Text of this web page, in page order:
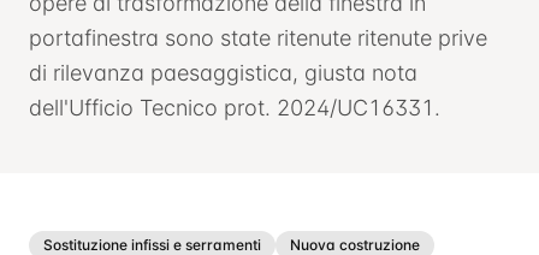
portafinestra sono state ritenute ritenute prive
di rilevanza paesaggistica, giusta nota
dell'Ufficio Tecnico prot. 2024/UC16331.
Sostituzione infissi e serramenti
Nuova costruzione